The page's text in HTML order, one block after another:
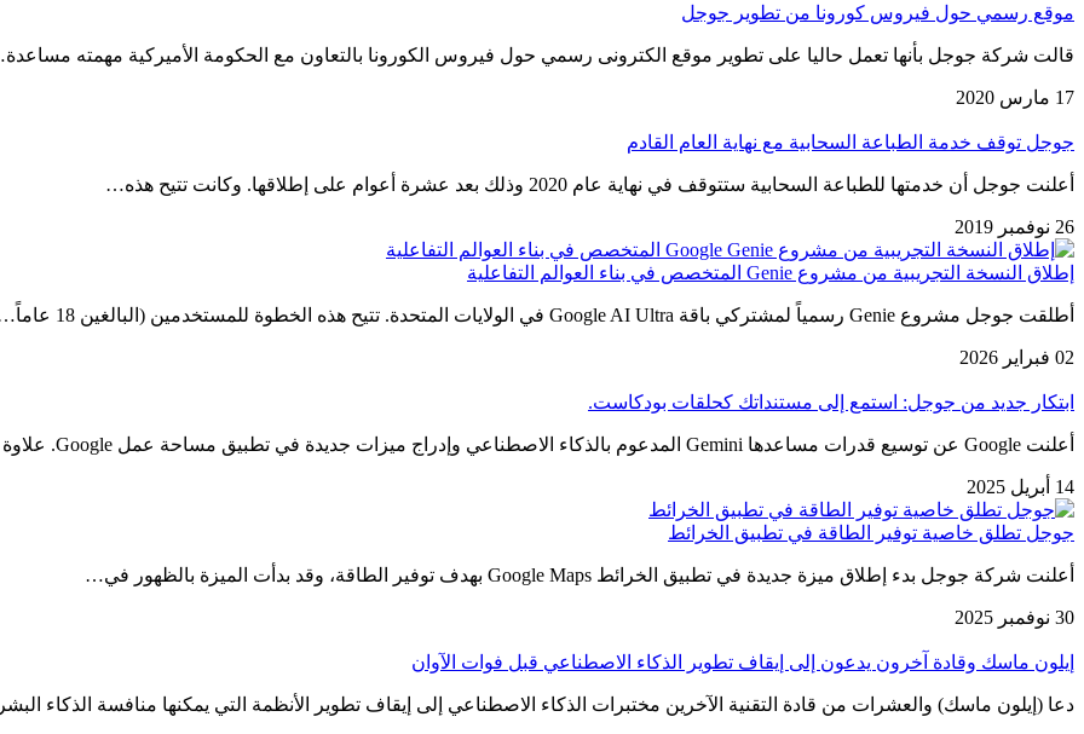
موقع رسمي حول فيروس كورونا من تطوير جوجل
قالت شركة جوجل بأنها تعمل حاليا على تطوير موقع الكترونى رسمي حول فيروس الكورونا بالتعاون مع الحكومة الأميركية مهمته
17 مارس 2020
جوجل توقف خدمة الطباعة السحابية مع نهاية العام القادم
أعلنت جوجل أن خدمتها للطباعة السحابية ستتوقف في نهاية عام 2020 وذلك بعد عشرة أعوام على إطلاقها. وكانت تتيح هذه…
26 نوفمبر 2019
إطلاق النسخة التجريبية من مشروع Genie المتخصص في بناء العوالم التفاعلية
أطلقت جوجل مشروع Genie رسمياً لمشتركي باقة Google AI Ultra في الولايات المتحدة. تتيح هذه الخطوة للمستخدمين (البالغين 18 عاماً…
02 فبراير 2026
ابتكار جديد من جوجل: استمع إلى مستنداتك كحلقات بودكاست.
أعلنت Google عن توسيع قدرات مساعدها Gemini المدعوم بالذكاء الاصطناعي وإدراج ميزات جديدة في تطبيق مساحة عمل Google. علاوة على…
14 أبريل 2025
جوجل تطلق خاصية توفير الطاقة في تطبيق الخرائط
أعلنت شركة جوجل بدء إطلاق ميزة جديدة في تطبيق الخرائط Google Maps بهدف توفير الطاقة، وقد بدأت الميزة بالظهور في…
30 نوفمبر 2025
إيلون ماسك وقادة آخرون يدعون إلى إيقاف تطوير الذكاء الاصطناعي قبل فوات الآوان
دعا (إيلون ماسك) والعشرات من قادة التقنية الآخرين مختبرات الذكاء الاصطناعي إلى إيقاف تطوير الأنظمة التي يمكنها منافسة الذكاء